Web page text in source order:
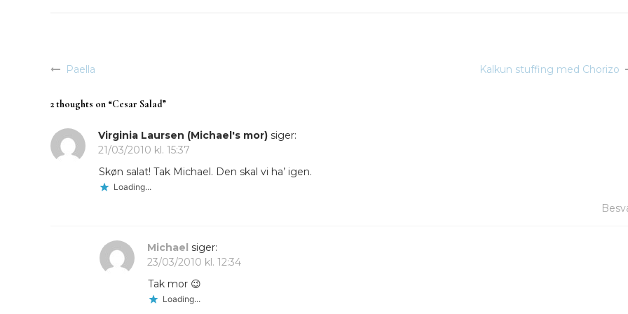
Indlægsnavigation
Paella Kalkun stuffing med Chorizo
2 thoughts on “Cesar Salad”
Virginia Laursen (Michael's mor) siger:
21/03/2010 kl. 15:37
Skøn salat! Tak Michael. Den skal vi ha’ igen.
Loading...
Michael siger:
23/03/2010 kl. 12:34
Tak mor 😉
Loading...